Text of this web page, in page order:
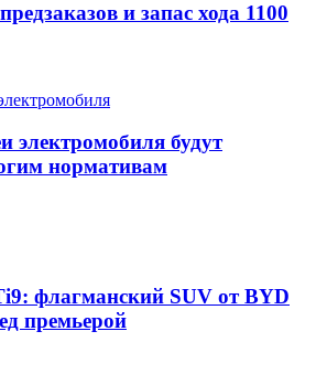
и запас хода 1100
электромобиля будут
нормативам
флагманский SUV от BYD
премьерой